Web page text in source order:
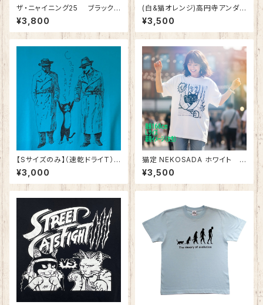
ザ・ニャイニング25 ブラック
綿100%
¥3,800
(白&猫オレンジ)高円寺アンダ
ーグラウンド＆ねこ 綿100%
¥3,500
【Sサイズのみ】（速乾ドライT）
¥3,000
猫定 NEKOSADA ホワイト
綿100％ 落語 シリーズ第四弾
¥3,500